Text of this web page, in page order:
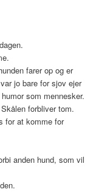
farer op og er
jo bare for sjov ejer
som mennesker.
forbliver tom.
for at komme for
anden hund, som vil